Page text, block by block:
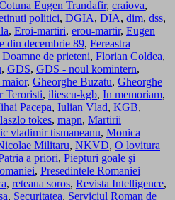
Eugen Trandafir, craiova,
politici, DGIA, DIA, dim, dss,
, Eroi-martiri, erou-martir, Eugen
din decembrie 89, Fereastra
Doamne de prieteni, Florian Coldea,
, GDS, GDS - noul komintern,
maior, Gheorghe Buzatu, Gheorghe
Teroristi, iliescu-kgb, In memoriam,
Pacepa, Iulian Vlad, KGB,
laszlo tokes, mapn, Martirii
vladimir tismaneanu, Monica
Militaru, NKVD, O lovitura
a priori, Piepturi goale şi
, Presedintele Romaniei
, reteaua soros, Revista Intelligence,
, Securitatea, Serviciul Roman de